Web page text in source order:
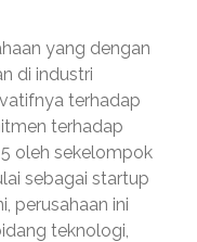
yang dengan
di industri
terhadap
terhadap
oleh sekelompok
sebagai startup
perusahaan ini
teknologi,